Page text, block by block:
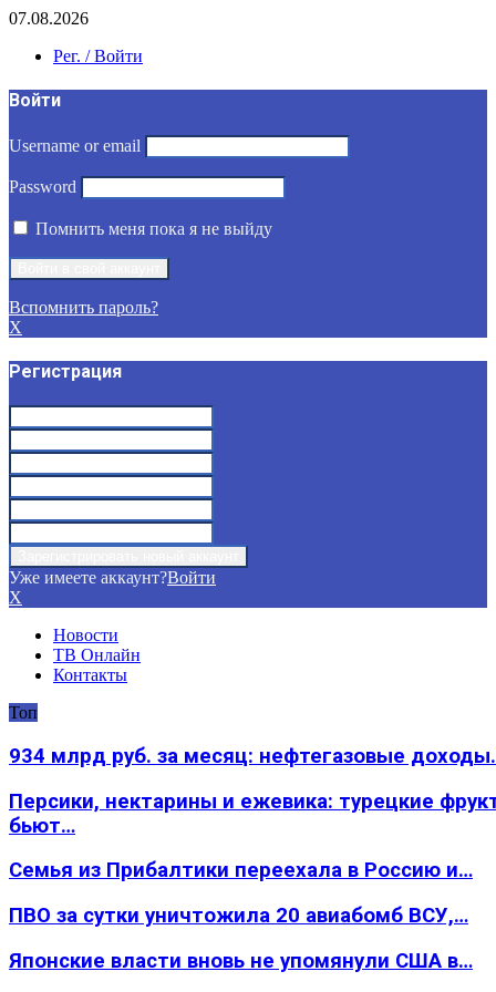
07.08.2026
Рег. / Войти
Войти
Username or email
Password
Помнить меня пока я не выйду
Вспомнить пароль?
X
Регистрация
Уже имеете аккаунт?Войти
X
Новости
ТВ Онлайн
Контакты
Топ
934 млрд руб. за месяц: нефтегазовые
Персики, нектарины и ежевика: турецкие
бьют…
Семья из Прибалтики переехала в Россию и…
ПВО за сутки уничтожила 20 авиабомб ВСУ,…
Японские власти вновь не упомянули США в…